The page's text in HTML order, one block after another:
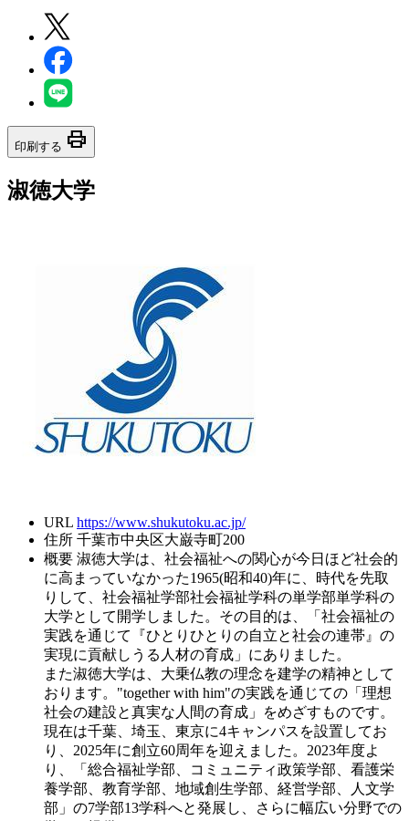
印刷する print
淑徳大学
URL https://www.shukutoku.ac.jp/
住所 千葉市中央区大巌寺町200
概要 淑徳大学は、社会福祉への関心が今日ほど社会的
に高まっていなかった1965(昭和40)年に、時代を先取
りして、社会福祉学部社会福祉学科の単学部単学科の
大学として開学しました。その目的は、「社会福祉の
実践を通じて『ひとりひとりの自立と社会の連帯』の
実現に貢献しうる人材の育成」にありました。
また淑徳大学は、大乗仏教の理念を建学の精神として
おります。"together with him"の実践を通じての「理想
社会の建設と真実な人間の育成」をめざすものです。
現在は千葉、埼玉、東京に4キャンパスを設置してお
り、2025年に創立60周年を迎えました。2023年度よ
り、「総合福祉学部、コミュニティ政策学部、看護栄
養学部、教育学部、地域創生学部、経営学部、人文学
部」の7学部13学科へと発展し、さらに幅広い分野での